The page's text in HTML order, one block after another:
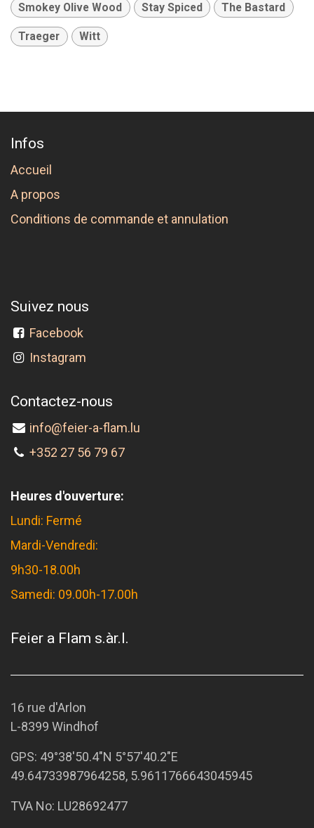
Smokey Olive Wood Stay Spiced The Bastard
Traeger Witt
Infos
Accueil
A propos
Conditions de commande et annulation
Suivez nous
Facebook
Instagram
Contactez-nous
info@feier-a-flam.lu
+352 27 56 79 67
Heures d'ouverture:
Lundi: Fermé
Mardi-Vendredi:
9h30-18.00h
Samedi: 09.00h-17.00h
Feier a Flam s.àr.l.
16 rue d'Arlon
L-8399 Windhof
GPS: 49°38'50.4"N 5°57'40.2"E
49.64733987964258, 5.9611766643045945
TVA No: LU28692477